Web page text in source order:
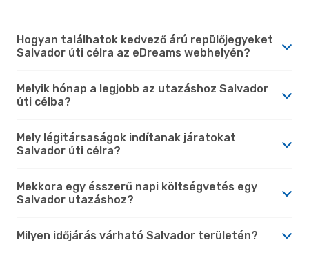
Hogyan találhatok kedvező árú repülőjegyeket
Salvador úti célra az eDreams webhelyén?
Melyik hónap a legjobb az utazáshoz Salvador
úti célba?
Mely légitársaságok indítanak járatokat
Salvador úti célra?
Mekkora egy ésszerű napi költségvetés egy
Salvador utazáshoz?
Milyen időjárás várható Salvador területén?